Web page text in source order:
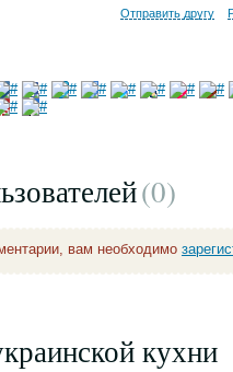
Отправить другу
(0)
вам необходимо
кухни